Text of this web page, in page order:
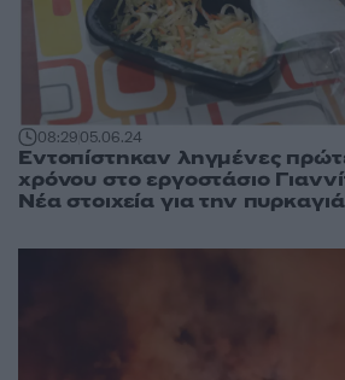
08:2905.06.24
Εντοπίστηκαν ληγμένες
χρόνου στο εργοστάσιο
Νέα στοιχεία για την πυρκαγιά